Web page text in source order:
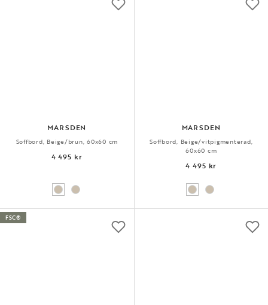
MARSDEN
Soffbord, Beige/brun, 60x60 cm
4 495 kr
MARSDEN
Soffbord, Beige/vitpigmenterad,
60x60 cm
4 495 kr
FSC®